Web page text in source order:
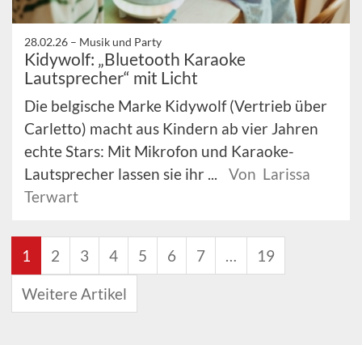
28.02.26 – Musik und Party
Kidywolf: „Bluetooth Karaoke
Lautsprecher“ mit Licht
Die belgische Marke Kidywolf (Vertrieb über
Carletto) macht aus Kindern ab vier Jahren
echte Stars: Mit Mikrofon und Karaoke-
Lautsprecher lassen sie ihr ...
Von Larissa
Terwart
1 2 3 4 5 6 7 … 19
Weitere Artikel